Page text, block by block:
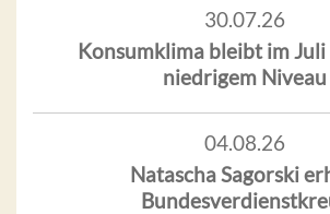
30.07.26
Konsumklima bleibt im
niedrigem Niveau
04.08.26
Natascha Sagorski